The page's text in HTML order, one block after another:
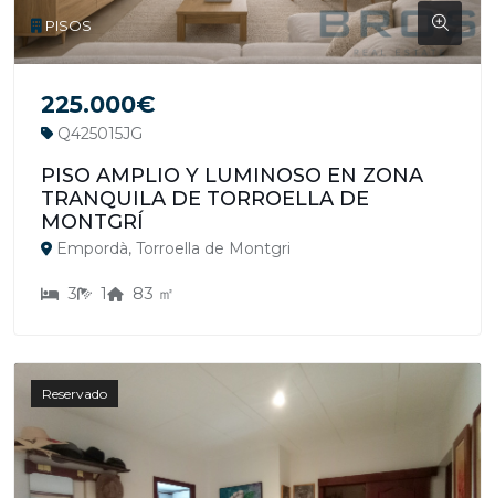
PISOS
225.000€
Q425015JG
PISO AMPLIO Y LUMINOSO EN ZONA
TRANQUILA DE TORROELLA DE
MONTGRÍ
Empordà, Torroella de Montgri
3 1 83 ㎡
Reservado